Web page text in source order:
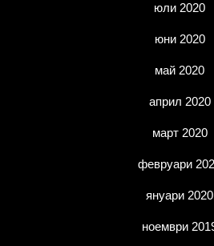
юли 2020
юни 2020
май 2020
април 2020
март 2020
февруари
януари 2020
ноември